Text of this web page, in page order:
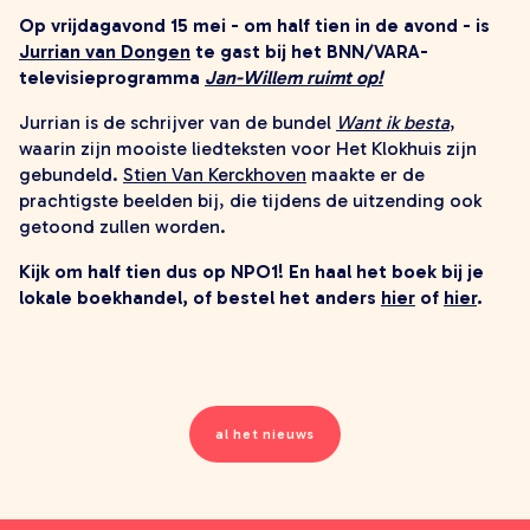
zoeken
Op vrijdagavond 15 mei - om half tien in de avond - is
Jurrian van Dongen te gast bij het BNN/VARA-
televisieprogramma Jan-Willem ruimt op!
Jurrian is de schrijver van de bundel Want ik besta,
waarin zijn mooiste liedteksten voor Het Klokhuis zijn
gebundeld. Stien Van Kerckhoven maakte er de
prachtigste beelden bij, die tijdens de uitzending ook
getoond zullen worden.
Kijk om half tien dus op NPO1! En haal het boek bij je
lokale boekhandel, of bestel het anders hier of hier.
al het nieuws